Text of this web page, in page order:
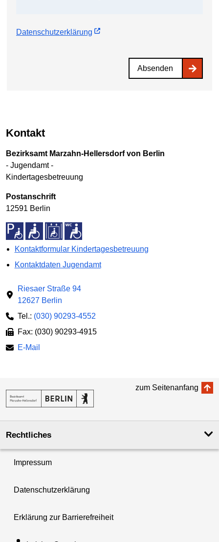
Datenschutzerklärung
Absenden
Kontakt
Bezirksamt Marzahn-Hellersdorf von Berlin
- Jugendamt -
Kindertagesbetreuung
Postanschrift
12591 Berlin
Kontaktformular Kindertagesbetreuung
Kontaktdaten Jugendamt
Riesaer Straße 94
12627 Berlin
Tel.: (030) 90293-4552
Fax: (030) 90293-4915
E-Mail
zum Seitenanfang
Rechtliches
Impressum
Datenschutzerklärung
Erklärung zur Barrierefreiheit